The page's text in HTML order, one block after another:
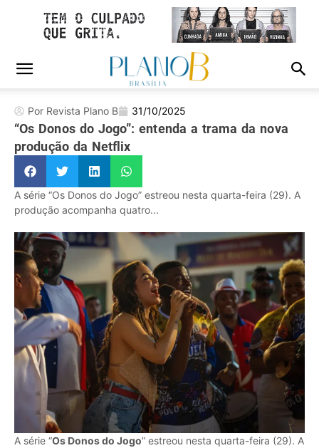
Por Revista Plano B 31/10/2025
“Os Donos do Jogo”: entenda a trama da nova
produção da Netflix
A série “Os Donos do Jogo” estreou nesta quarta-feira (29). A
produção acompanha quatro...
A série “Os Donos do Jogo” estreou nesta quarta-feira (29). A